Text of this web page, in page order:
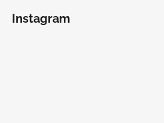
Instagram